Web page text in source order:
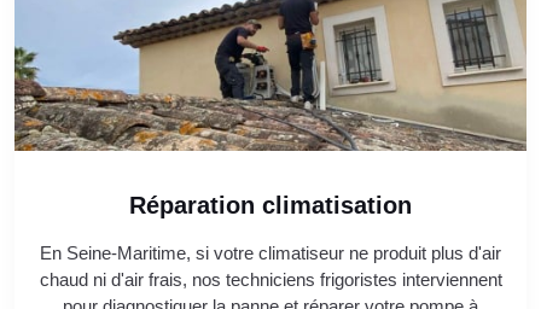
Réparation climatisation
En Seine-Maritime, si votre climatiseur ne produit plus d'air
chaud ni d'air frais, nos techniciens frigoristes interviennent